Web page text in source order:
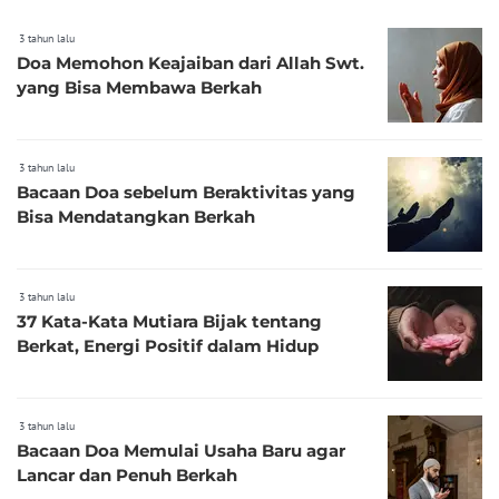
3 tahun lalu
Doa Memohon Keajaiban dari Allah Swt.
yang Bisa Membawa Berkah
3 tahun lalu
Bacaan Doa sebelum Beraktivitas yang
Bisa Mendatangkan Berkah
3 tahun lalu
37 Kata-Kata Mutiara Bijak tentang
Berkat, Energi Positif dalam Hidup
3 tahun lalu
Bacaan Doa Memulai Usaha Baru agar
Lancar dan Penuh Berkah